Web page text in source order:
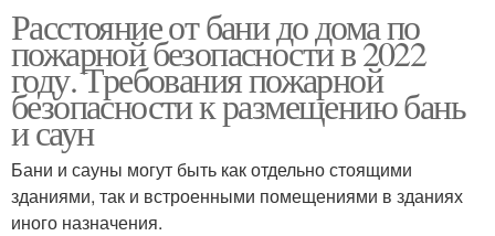
Расстояние от бани до дома по
пожарной безопасности в 2022
году. Требования пожарной
безопасности к размещению бань
и саун
Бани и сауны могут быть как отдельно стоящими
зданиями, так и встроенными помещениями в зданиях
иного назначения.